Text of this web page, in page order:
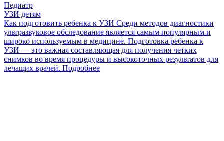
Педиатр
УЗИ детям
Как подготовить ребенка к УЗИ Среди методов диагностики
ультразвуковое обследование является самым популярным и
широко используемым в медицине. Подготовка ребенка к
УЗИ — это важная составляющая для получения четких
снимков во время процедуры и высокоточных результатов для
лечащих врачей. Подробнее